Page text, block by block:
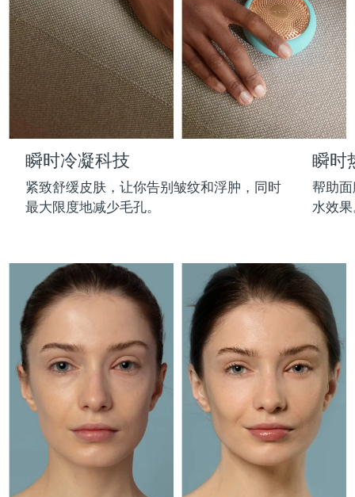
瞬时冷凝科技
紧致舒缓皮肤，让你告别皱纹和浮肿，同时
最大限度地减少毛孔。
瞬时
帮助
水效
FAQ™产品
All anti-aging treatments
FAQ™产品
All LED treatments
FAQ™ products
All toning treatments
PEACH™ 2
IPL hair removal
PEACH™ 2 go
Travel-friendly IPL hair removal
PEACH™ Cooling Prep Gel
Cooling IPL hair removal gel
LUNA™ 4 body
Massaging body brush
SUPERCHARGED™ serum
Firming body serum
痘肌护理
ESPADA™ 2 plus
Recurring acne LED therapy
ESPADA™ 2
Acne treatment device
ESPADA™ Blemish Solution
ESPADA™ 设备
All acne treatment devices
眼部护理
BEAR™ 2 eyes & lips
Microcurrent line smoothing device
IRIS™ 2
Rejuvenating eye massager
眼部护肤
眼部护理设备
All revitalizing eye massagers
毛孔护理
KIWI™ derma
Diamond microdermabrasion .
KIWI™
KIWI™ 皮肤护理
Advanced pore care essentials
护发
LUNA™ 4 hair
2-in-1 LED scalp massager
FLIP™ play advanced
LUNA™ Dual-Peptide Scalp
Serum
For healthy hair
牙齿美白
issa™ Teeth Whitening Gel
护肤品 男士
全部购买
直布罗陀 预计送达日期১২/৮/২৬
希腊 预计送达日期৮/৮/২৬
中国香港特别行政区 预计送达日期৯/৮/২৬
预计送达日期৮/৮/২৬
冰岛 ৯/৮/২৬
印度尼西亚 ৬/৮/২৬
马恩岛 预计送达日期১০/৮/২৬
以色列 预计送达日期 ১২/৮/২৬
意大利 预计送达日期৮/৮/২৬
日本 ১১/৮/২৬
泽西岛 预计送达日期১৩/৮/২৬
哈萨克斯坦 预计送达日期